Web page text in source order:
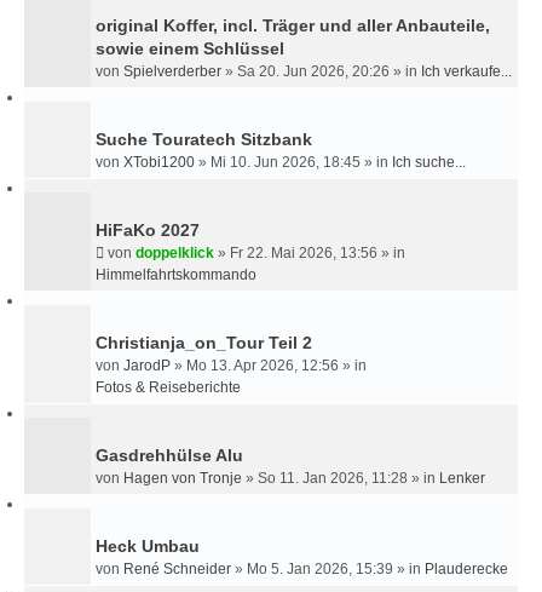
original Koffer, incl. Träger und aller Anbauteile,
sowie einem Schlüssel
von Spielverderber » Sa 20. Jun 2026, 20:26 » in Ich verkaufe...
Suche Touratech Sitzbank
von XTobi1200 » Mi 10. Jun 2026, 18:45 » in Ich suche...
HiFaKo 2027
von doppelklick » Fr 22. Mai 2026, 13:56 » in
Himmelfahrtskommando
Christianja_on_Tour Teil 2
von JarodP » Mo 13. Apr 2026, 12:56 » in
Fotos & Reiseberichte
Gasdrehhülse Alu
von Hagen von Tronje » So 11. Jan 2026, 11:28 » in Lenker
Heck Umbau
von René Schneider » Mo 5. Jan 2026, 15:39 » in Plauderecke